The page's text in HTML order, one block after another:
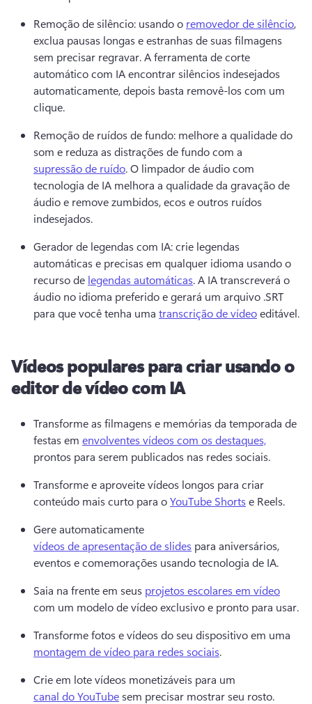
Remoção de silêncio: usando o removedor de silêncio,
exclua pausas longas e estranhas de suas filmagens
sem precisar regravar. A ferramenta de corte
automático com IA encontrar silêncios indesejados
automaticamente, depois basta removê-los com um
clique.
Remoção de ruídos de fundo: melhore a qualidade do
som e reduza as distrações de fundo com a
supressão de ruído. O limpador de áudio com
tecnologia de IA melhora a qualidade da gravação de
áudio e remove zumbidos, ecos e outros ruídos
indesejados.
Gerador de legendas com IA: crie legendas
automáticas e precisas em qualquer idioma usando o
recurso de legendas automáticas. A IA transcreverá o
áudio no idioma preferido e gerará um arquivo .SRT
para que você tenha uma transcrição de vídeo
Vídeos populares para criar usando o
editor de vídeo com IA
Transforme as filmagens e memórias da temporada de
festas em envolventes vídeos com os destaques,
prontos para serem publicados nas redes sociais.
Transforme e aproveite vídeos longos para criar
conteúdo mais curto para o YouTube Shorts e Reels.
Gere automaticamente
vídeos de apresentação de slides para aniversários,
eventos e comemorações usando tecnologia de IA.
Saia na frente em seus projetos escolares em vídeo
Transforme fotos e vídeos do seu dispositivo em uma
montagem de vídeo para redes sociais.
Crie em lote vídeos monetizáveis ​​para um
canal do YouTube sem precisar mostrar seu rosto.